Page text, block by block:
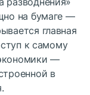
на бумаге —
главная
к самому
—
в